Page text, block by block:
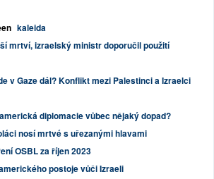
kaleida
mrtví, izraelský ministr doporučil použití
v Gaze dál? Konflikt mezi Palestinci a Izraelci
diplomacie vůbec nějaký dopad?
nosí mrtvé s uřezanými hlavami
OSBL za říjen 2023
postoje vůči Izraeli